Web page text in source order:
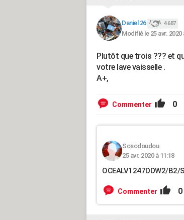
Daniel 26 4 687
Modifié le 25 avr. 2020
Plutôt que trois ??? et
votre lave vaisselle .
A+,
Commenter 0
Sosodoudou
25 avr. 2020 à 11:18
OCEALV1247DDW2/B2/
Commenter 0